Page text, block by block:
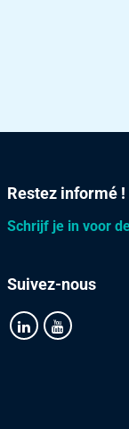
Restez informé !
Schrijf je in voor
Suivez-nous